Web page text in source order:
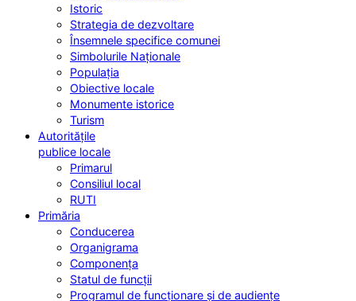
Istoric
Strategia de dezvoltare
Însemnele specifice comunei
Simbolurile Naționale
Populația
Obiective locale
Monumente istorice
Turism
Autoritățile
publice locale
Primarul
Consiliul local
RUTI
Primăria
Conducerea
Organigrama
Componența
Statul de funcții
Programul de funcționare și de audiențe